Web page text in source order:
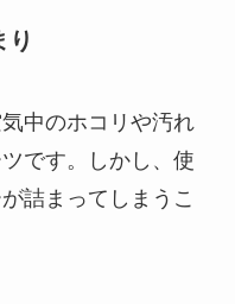
中のホコリや汚れ
です。しかし、使
詰まってしまうこ